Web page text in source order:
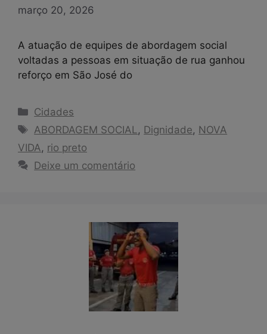
março 20, 2026
A atuação de equipes de abordagem social
voltadas a pessoas em situação de rua ganhou
reforço em São José do
Categorias
Cidades
Tags
ABORDAGEM SOCIAL, Dignidade, NOVA
VIDA, rio preto
Deixe um comentário